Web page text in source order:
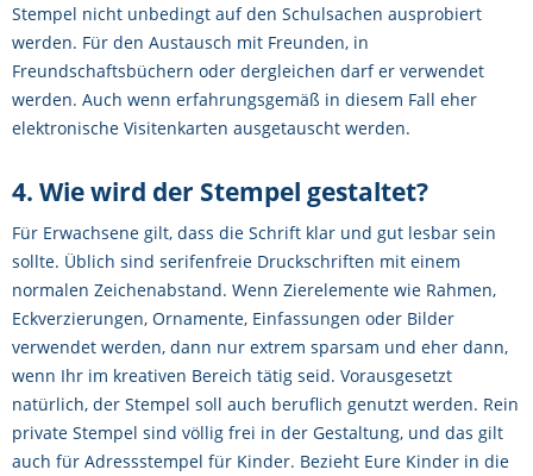
Stempel nicht unbedingt auf den Schulsachen ausprobiert
werden. Für den Austausch mit Freunden, in
Freundschaftsbüchern oder dergleichen darf er verwendet
werden. Auch wenn erfahrungsgemäß in diesem Fall eher
elektronische Visitenkarten ausgetauscht werden.
4. Wie wird der Stempel gestaltet?
Für Erwachsene gilt, dass die Schrift klar und gut lesbar sein
sollte. Üblich sind serifenfreie Druckschriften mit einem
normalen Zeichenabstand. Wenn Zierelemente wie Rahmen,
Eckverzierungen, Ornamente, Einfassungen oder Bilder
verwendet werden, dann nur extrem sparsam und eher dann,
wenn Ihr im kreativen Bereich tätig seid. Vorausgesetzt
natürlich, der Stempel soll auch beruflich genutzt werden. Rein
private Stempel sind völlig frei in der Gestaltung, und das gilt
auch für Adressstempel für Kinder. Bezieht Eure Kinder in die